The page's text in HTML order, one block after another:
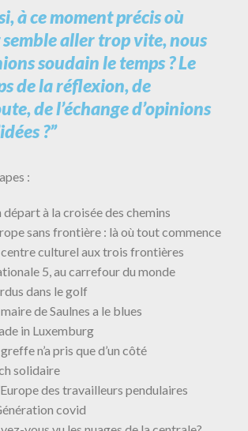
à ce moment précis où
aller trop vite, nous
soudain le temps ? Le
de la réflexion, de
de l’échange d’opinions
?”
:
départ à la croisée des chemins
sans frontière : là où tout commence
centre culturel aux trois frontières
5, au carrefour du monde
dans le golf
de Saulnes a le blues
in Luxemburg
n’a pris que d’un côté
solidaire
des travailleurs pendulaires
covid